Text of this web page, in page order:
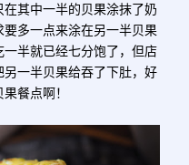
其中一半的贝果涂抹了奶
多一点来涂在另一半贝果
半就已经七分饱了，但店
一半贝果给吞了下肚，好
餐点啊！